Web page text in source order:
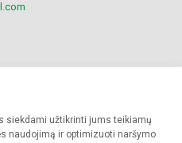
siekdami užtikrinti jums teikiamų
naudojimą ir optimizuoti naršymo
Visos teisės saugomos.
sutikimo griežtai draudžiama.